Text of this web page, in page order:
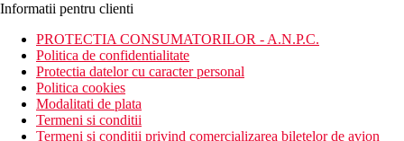
Informatii pentru clienti
PROTECTIA CONSUMATORILOR - A.N.P.C.
Politica de confidentialitate
Protectia datelor cu caracter personal
Politica cookies
Modalitati de plata
Termeni si conditii
Termeni si conditii privind comercializarea biletelor de avion